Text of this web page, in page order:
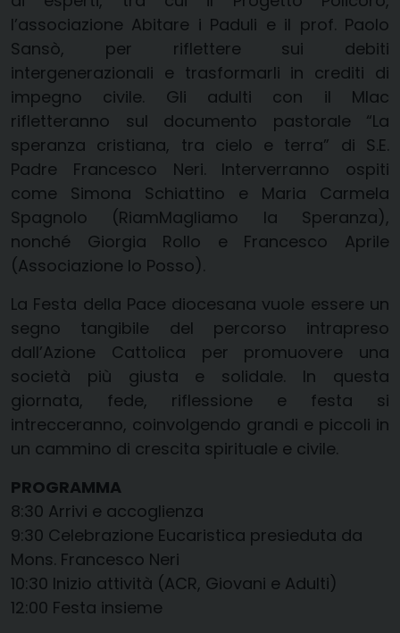
l’associazione Abitare i Paduli e il prof. Paolo
Sansò, per riflettere sui debiti
intergenerazionali e trasformarli in crediti di
impegno civile. Gli adulti con il Mlac
rifletteranno sul documento pastorale “La
speranza cristiana, tra cielo e terra” di S.E.
Padre Francesco Neri. Interverranno ospiti
come Simona Schiattino e Maria Carmela
Spagnolo (RiamMagliamo la Speranza),
nonché Giorgia Rollo e Francesco Aprile
(Associazione Io Posso).
La Festa della Pace diocesana vuole essere un
segno tangibile del percorso intrapreso
dall’Azione Cattolica per promuovere una
società più giusta e solidale. In questa
giornata, fede, riflessione e festa si
intrecceranno, coinvolgendo grandi e piccoli in
un cammino di crescita spirituale e civile.
PROGRAMMA
8:30 Arrivi e accoglienza
9:30 Celebrazione Eucaristica presieduta da
Mons. Francesco Neri
10:30 Inizio attività (ACR, Giovani e Adulti)
12:00 Festa insieme